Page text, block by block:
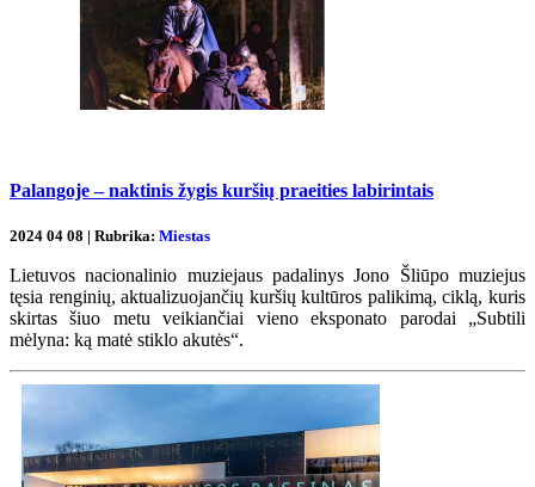
Palangoje – naktinis žygis kuršių praeities labirintais
2024 04 08 | Rubrika: Miestas
Lietuvos nacionalinio muziejaus padalinys Jono Šliūpo muziejus
tęsia renginių, aktualizuojančių kuršių kultūros palikimą, ciklą, kuris
skirtas šiuo metu veikiančiai vieno eksponato parodai „Subtili
mėlyna: ką matė stiklo akutės“.